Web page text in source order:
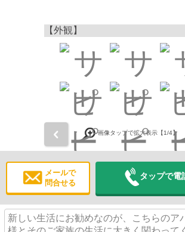
【外観】
前 画像タップで拡大表示【1/4】
メールで
問合せる
タップで電
新しい生活にお勧めなのが、こちらのア